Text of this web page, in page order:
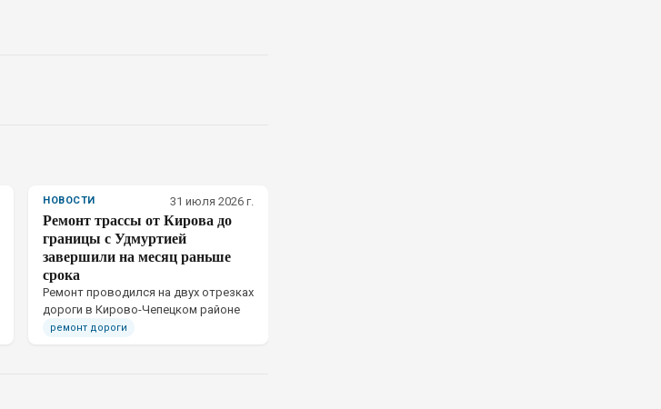
НОВОСТИ 31 июля 2026 г.
Ремонт трассы от Кирова до
границы с Удмуртией
завершили на месяц раньше
срока
Ремонт проводился на двух отрезках
дороги в Кирово-Чепецком районе
ремонт дороги